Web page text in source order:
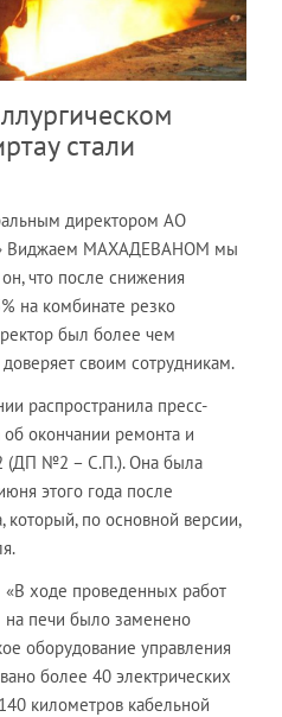
стали
директором АО
Виджаем МАХАДЕВАНОМ мы
что после снижения
на комбинате резко
был более чем
своим сотрудникам.
распространила пресс-
окончании ремонта и
(ДП №2 – С.П.). Она была
этого года после
который, по основной версии,
«В ходе проведенных работ
на печи было заменено
оборудование управления
более 40 электрических
километров кабельной